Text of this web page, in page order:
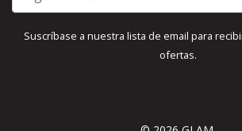
Suscríbase a nuestra lista de email para
ofertas.